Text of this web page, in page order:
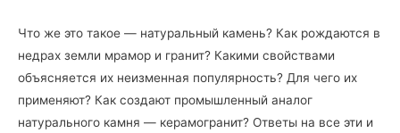
Что же это такое — натуральный камень? Как рождаются в
недрах земли мрамор и гранит? Какими свойствами
объясняется их неизменная популярность? Для чего их
применяют? Как создают промышленный аналог
натурального камня — керамогранит? Ответы на все эти и